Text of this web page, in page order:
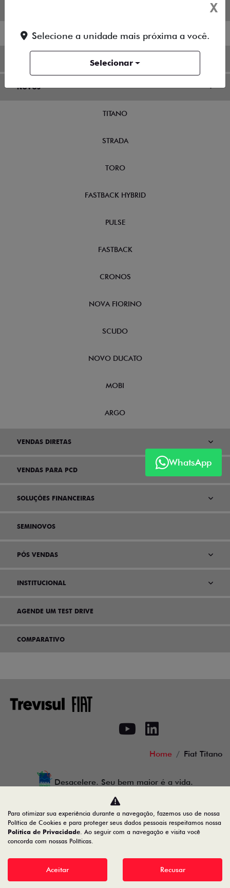
WhatsApp
NOVOS
TITANO
STRADA
TORO
FASTBACK HYBRID
PULSE
FASTBACK
CRONOS
NOVA FIORINO
SCUDO
NOVO DUCATO
MOBI
ARGO
VENDAS DIRETAS
VENDAS PARA PCD
SOLUÇÕES FINANCEIRAS
SEMINOVOS
PÓS VENDAS
INSTITUCIONAL
AGENDE UM TEST DRIVE
COMPARATIVO
Home Fiat Titano
Desacelere. Seu bem maior é a vida.
Trevisul Comercial de Veiculos LTDA
28.090.609/0001-18
Desenvolvido pela DEALERSPACE ® Direitos Reservados.
X
Selecione a unidade mais próxima a você.
Selecionar
Para otimizar sua experiência durante a navegação, fazemos uso de nossa
Política de Cookies e para proteger seus dados pessoais respeitamos nossa
Política de Privacidade. Ao seguir com a navegação e visita você
concorda com nossas Políticas.
Aceitar Recusar